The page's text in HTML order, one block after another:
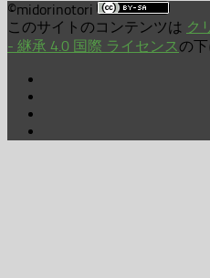
©midorinotori
このサイトのコンテンツは ク
- 継承 4.0 国際 ライセンスの